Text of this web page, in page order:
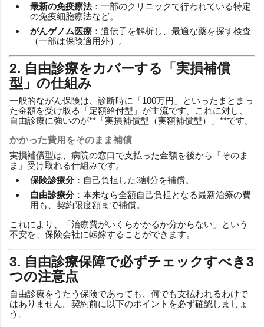
最新の免疫療法：一部のクリニックで行われている特定
の免疫細胞療法など。
がんゲノム医療 ：遺伝子を解析し、最適な薬を探す検査
（一部は保険適用外）。
2. 自由診療をカバーする「実損補償
型」の仕組み
一般的ながん保険は、診断時に「100万円」といったまとまっ
た金額を受け取る「定額給付型」が主流です。これに対し、
自由診療に強いのが**「実損補償型（実額補償型）」**です。
かかった費用をそのまま補償
実損補償型は、病院の窓口で支払った金額を後から「そのま
ま」受け取れる仕組みです。
保険診療分：自己負担した3割分を補償。
自由診療分：本来なら全額自己負担となる最新治療の費
用も、契約限度額まで補償。
これにより、「治療費がいくらかかるか分からない」という
不安を、保険会社に転嫁することができます。
3. 自由診療保障で必ずチェックすべき3
つの注意点
自由診療をうたう保険であっても、何でも支払われるわけで
はありません。契約前に以下のポイントを必ず確認しましょ
う。